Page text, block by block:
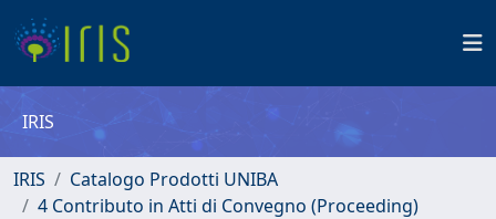
IRIS
IRIS
Catalogo Prodotti UNIBA
4 Contributo in Atti di Convegno (Proceeding)